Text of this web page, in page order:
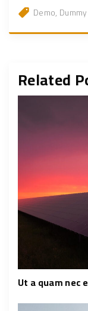
Demo Dummy
Related
Ut a quam nec